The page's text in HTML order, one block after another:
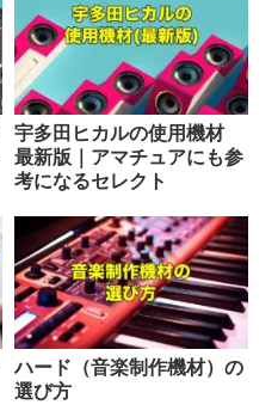
宇多田ヒカルの使用機材
最新版｜アマチュアにも参
考になるセレクト
ハード（音楽制作機材）の
選び方